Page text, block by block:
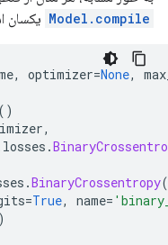
Model.compile یکسان
, optimizer=None,
()
,
losses .
.BinaryCrossentropy(
=True, name=